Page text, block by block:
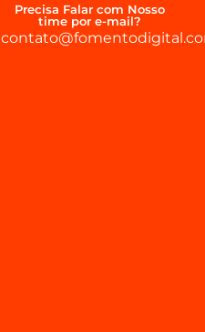
Precisa Falar com Nosso
time por e-mail?